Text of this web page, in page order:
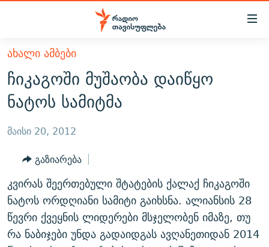
Accessibility
მთავარ
შინაარსზე
დაბრუნება
მთავარ
დაბრუნება
ძიებაზე
დაბრუნება
ᲐᲮᲐᲚᲘ ᲐᲛᲑᲔᲑᲘ
ᲗᲔᲛᲔᲑᲘ
ᲞᲝᲚᲘᲢᲘᲙᲐ
ᲔᲙᲝᲜᲝᲛᲘᲙᲐ
ᲡᲐᲖᲝᲒᲐᲓᲝᲔᲑᲐ
ᲡᲞᲝᲠᲢᲘ
ᲕᲘᲓᲔᲝ
ᲑᲚᲝᲒᲔᲑᲘ
ᲞᲝᲓᲙᲐᲡᲢᲔᲑᲘ
ᲜᲘᲙᲝᲡ ᲞᲝᲓᲙᲐᲡᲢᲘ
60 ᲓᲔᲪᲘᲑᲔᲚᲘ
ᲒᲐᲜᲙᲘᲗᲮᲕᲘᲡ ᲓᲦᲔ
ᲗᲐᲕᲘᲡᲣᲤᲚᲔᲑᲘᲡ ᲛᲝᲜᲘᲢᲝᲠᲘ
ᲤᲔᲜᲝᲕᲐᲜᲘ - 2.10
ᲗᲥᲕᲔᲜᲘ ᲞᲣᲑᲚᲘᲙᲐᲪᲘᲔᲑᲘ
ᲞᲠᲝᲔᲥᲢᲔᲑᲘ
ᲣᲙᲠᲐᲘᲜᲐᲨᲘ ᲓᲐᲦᲣᲞᲣᲚᲘ ᲥᲐᲠᲗᲕᲔᲚᲘ ᲛᲔᲑᲠᲫᲝᲚᲔᲑᲘ - 2022
ᲐᲮᲐᲚᲘ ᲐᲛᲑᲔᲑᲘ
ჩიკაგოში მუშაობა დაიწყო
ნატოს სამიტმა
მაისი 20, 2012
გაზიარება
კვირას შეერთებული შტატების ქალაქ ჩიკაგოში
ნატოს ორდღიანი სამიტი გაიხსნა. ალიანსის 28
წევრი ქვეყნის ლიდერები მსჯელობენ იმაზე, თუ
რა ნაბიჯები უნდა გადაიდგას ავღანეთიდან 2014